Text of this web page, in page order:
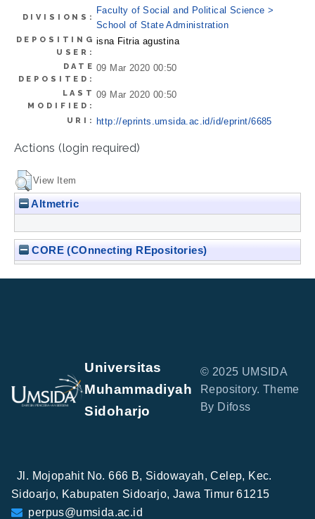
DIVISIONS:
Faculty of Social and Political Science >
School of State Administration
DEPOSITING
USER:
isna Fitria agustina
DATE
DEPOSITED:
09 Mar 2020 00:50
LAST
MODIFIED:
09 Mar 2020 00:50
URI: http://eprints.umsida.ac.id/id/eprint/6685
Actions (login required)
View Item
Altmetric
CORE (COnnecting REpositories)
Universitas
Muhammadiyah
Sidoharjo
© 2025 UMSIDA
Repository. Theme
By Difoss
Jl. Mojopahit No. 666 B, Sidowayah, Celep, Kec.
Sidoarjo, Kabupaten Sidoarjo, Jawa Timur 61215
perpus@umsida.ac.id